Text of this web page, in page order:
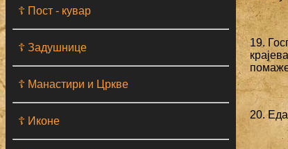
☦ Пост - кувар
☦ Задушнице
☦ Манастири и Цркве
☦ Иконе
19.
20.